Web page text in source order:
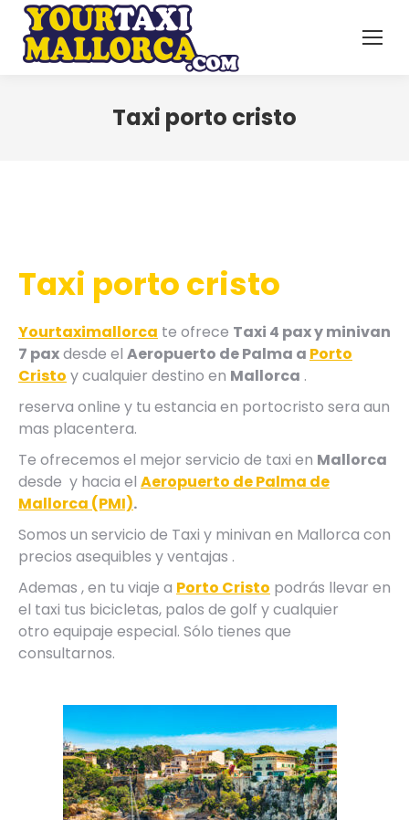
Taxi porto cristo
Taxi porto cristo
Yourtaximallorca te ofrece Taxi 4 pax y minivan
7 paxdesde el Aeropuerto de Palma a Porto
Cristo y cualquier destino en Mallorca .
reserva online y tu estancia en portocristo sera aun
mas placentera.
Te ofrecemos el mejor servicio de taxi en Mallorca
desde y hacia el Aeropuerto de Palma de
Mallorca (PMI).
Somos un servicio de Taxi y minivan en Mallorca con
precios asequibles y ventajas .
Ademas , en tu viaje a Porto Cristo podrás llevar en
el taxi tus bicicletas, palos de golf y cualquier
otro equipaje especial. Sólo tienes que
consultarnos.